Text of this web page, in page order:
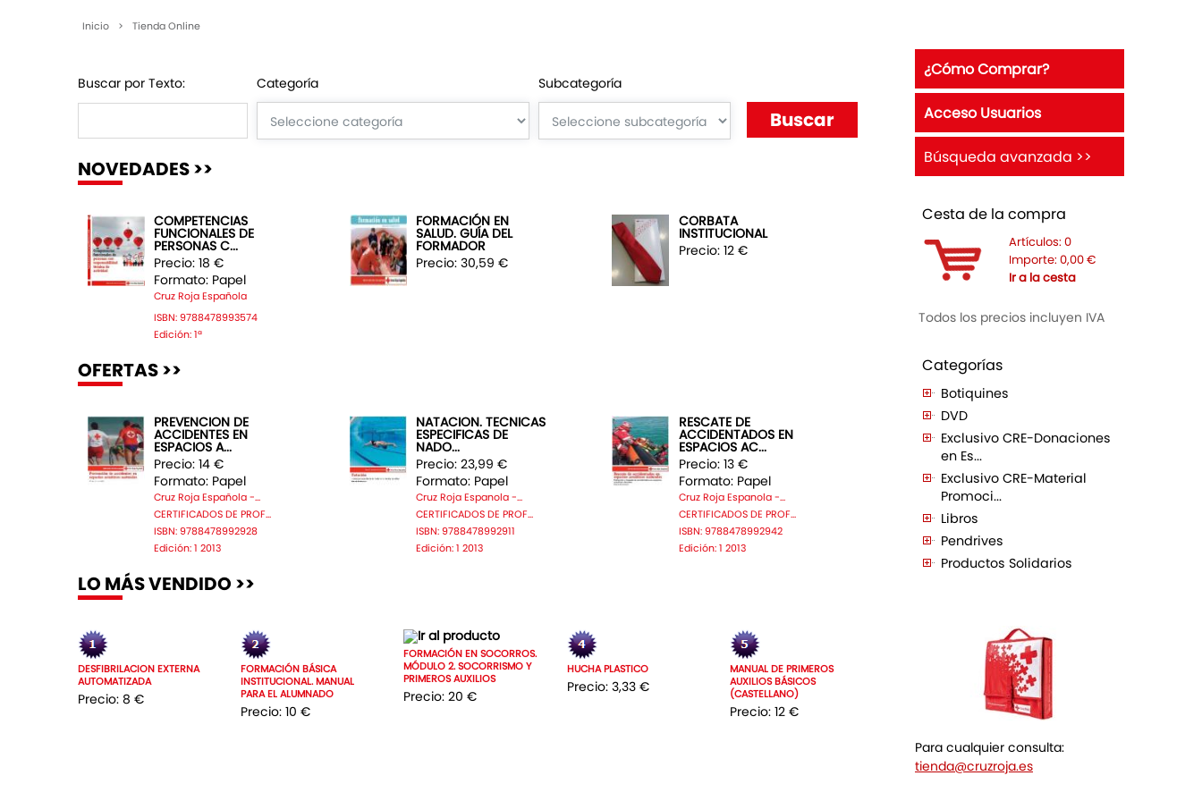
Inicio > Tienda Online
Buscar por Texto: Categoría Subcategoría
NOVEDADES >>
COMPETENCIAS
FUNCIONALES DE
PERSONAS C...
Precio: 18 €
Formato: Papel
Cruz Roja Española
ISBN: 9788478993574
Edición: 1ª
FORMACIÓN EN
SALUD. GUÍA DEL
FORMADOR
Precio: 30,59 €
CORBATA
INSTITUCIONAL
Precio: 12 €
OFERTAS >>
PREVENCION DE
ACCIDENTES EN
ESPACIOS A...
Precio: 14 €
Formato: Papel
Cruz Roja Española -...
CERTIFICADOS DE PROF...
ISBN: 9788478992928
Edición: 1 2013
NATACION. TECNICAS
ESPECIFICAS DE
NADO...
Precio: 23,99 €
Formato: Papel
Cruz Roja Espanola -...
CERTIFICADOS DE PROF...
ISBN: 9788478992911
Edición: 1 2013
RESCATE DE
ACCIDENTADOS EN
ESPACIOS AC...
Precio: 13 €
Formato: Papel
Cruz Roja Espanola -...
CERTIFICADOS DE PROF...
ISBN: 9788478992942
Edición: 1 2013
LO MÁS VENDIDO >>
DESFIBRILACION EXTERNA
AUTOMATIZADA
Precio: 8 €
FORMACIÓN BÁSICA
INSTITUCIONAL. MANUAL
PARA EL ALUMNADO
Precio: 10 €
FORMACIÓN EN SOCORROS.
MÓDULO 2. SOCORRISMO Y
PRIMEROS AUXILIOS
Precio: 20 €
HUCHA PLASTICO
Precio: 3,33 €
MANUAL DE PRIMEROS
AUXILIOS BÁSICOS
(CASTELLANO)
Precio: 12 €
¿Cómo Comprar?
Acceso Usuarios
Búsqueda avanzada >>
Cesta de la compra
Artículos: 0
Importe: 0,00 €
Ir a la cesta
Todos los precios incluyen IVA
Categorías
Botiquines
DVD
Exclusivo CRE-Donaciones
en Es...
Exclusivo CRE-Material
Promoci...
Libros
Pendrives
Productos Solidarios
Para cualquier consulta:
tienda@cruzroja.es